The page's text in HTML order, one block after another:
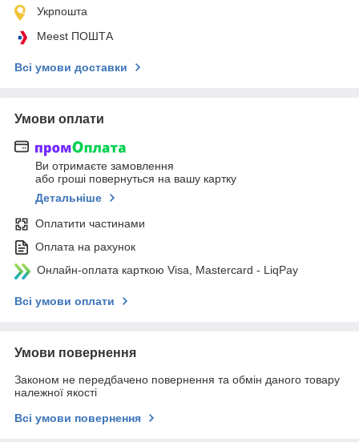
Укрпошта
Meest ПОШТА
Всі умови доставки
Умови оплати
Ви отримаєте замовлення
або гроші повернуться на вашу картку
Детальніше
Оплатити частинами
Оплата на рахунок
Онлайн-оплата карткою Visa, Mastercard - LiqPay
Всі умови оплати
Умови повернення
Законом не передбачено повернення та обмін даного товару
належної якості
Всі умови повернення